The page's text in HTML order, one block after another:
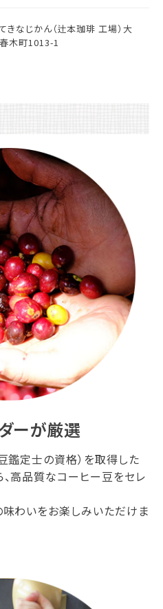
きなじかん（辻本珈琲 工場）大
木町1013-1
ーが厳選
鑑定士の資格）を取得した
高品質なコーヒー豆をセレ
わいをお楽しみいただけま